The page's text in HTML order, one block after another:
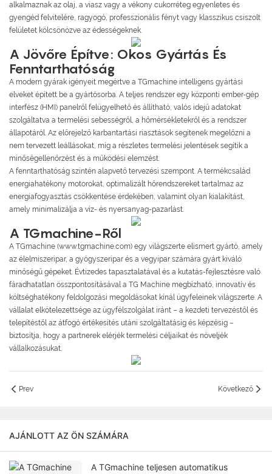
alkalmaznak az olaj, a viasz vagy a vékony cukorréteg egyenletes és
gyengéd felvitelére, ragyogó, professzionális fényt vagy klasszikus csiszolt
felületet kölcsönözve az édességeknek.
A Jövőre Építve: Okos Gyártás És
Fenntarthatóság
A modern gyárak igényeit megértve a TGmachine intelligens gyártási
elveket épített be a gyártósorba. A teljes rendszer egy központi ember-gép
interfész (HMI) panelről felügyelhető és állítható, valós idejű adatokat
szolgáltatva a termelési sebességről, a hőmérsékletekről és a rendszer
állapotáról. Az előrejelző karbantartási riasztások segítenek megelőzni a
nem tervezett leállásokat, míg a részletes termelési jelentések segítik a
minőségellenőrzést és a működési elemzést.
A fenntarthatóság szintén alapvető tervezési szempont. A termékcsalád
energiahatékony motorokat, optimalizált hőrendszereket tartalmaz az
energiafogyasztás csökkentése érdekében, valamint olyan kialakítást,
amely minimalizálja a víz- és nyersanyag-pazarlást.
A TGmachine-Ről
A TGmachine (www.tgmachine.com) egy világszerte elismert gyártó, amely
az élelmiszeripar, a gyógyszeripar és a vegyipar számára gyárt kiváló
minőségű gépeket. Évtizedes tapasztalatával és a kutatás-fejlesztésre való
fáradhatatlan összpontosításával a TG Machine megbízható, innovatív és
költséghatékony feldolgozási megoldásokat kínál ügyfeleinek világszerte. A
vállalat elkötelezettsége az ügyfélszolgálat iránt – a kezdeti tervezéstől és
telepítéstől az átfogó értékesítés utáni szolgáltatásig és képzésig –
biztosítja, hogy a partnerek elérjék termelési céljaikat és növeljék
vállalkozásukat.
Prev Következő
AJÁNLOTT AZ ÖN SZÁMÁRA
A TGmachine teljesen automatikus